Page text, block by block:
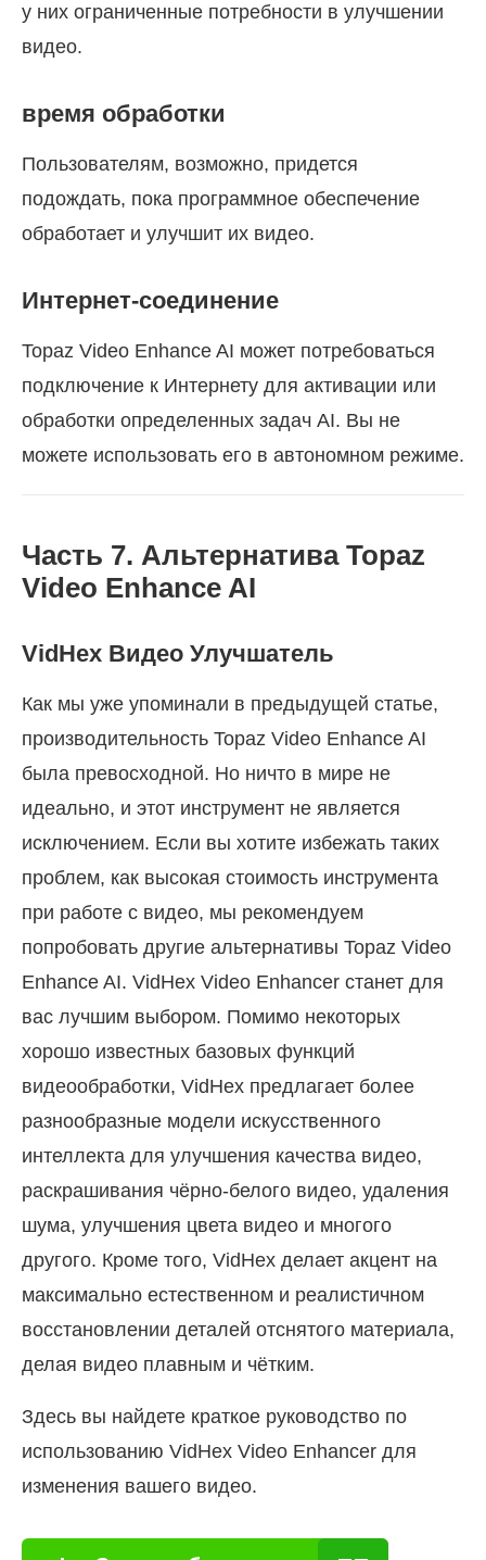
у них ограниченные потребности в улучшении
видео.
время обработки
Пользователям, возможно, придется
подождать, пока программное обеспечение
обработает и улучшит их видео.
Интернет-соединение
Topaz Video Enhance AI может потребоваться
подключение к Интернету для активации или
обработки определенных задач AI. Вы не
можете использовать его в автономном режиме.
Часть 7. Альтернатива Topaz
Video Enhance AI
VidHex Видео Улучшатель
Как мы уже упоминали в предыдущей статье,
производительность Topaz Video Enhance AI
была превосходной. Но ничто в мире не
идеально, и этот инструмент не является
исключением. Если вы хотите избежать таких
проблем, как высокая стоимость инструмента
при работе с видео, мы рекомендуем
попробовать другие альтернативы Topaz Video
Enhance AI. VidHex Video Enhancer станет для
вас лучшим выбором. Помимо некоторых
хорошо известных базовых функций
видеообработки, VidHex предлагает более
разнообразные модели искусственного
интеллекта для улучшения качества видео,
раскрашивания чёрно-белого видео, удаления
шума, улучшения цвета видео и многого
другого. Кроме того, VidHex делает акцент на
максимально естественном и реалистичном
восстановлении деталей отснятого материала,
делая видео плавным и чётким.
Здесь вы найдете краткое руководство по
использованию VidHex Video Enhancer для
изменения вашего видео.